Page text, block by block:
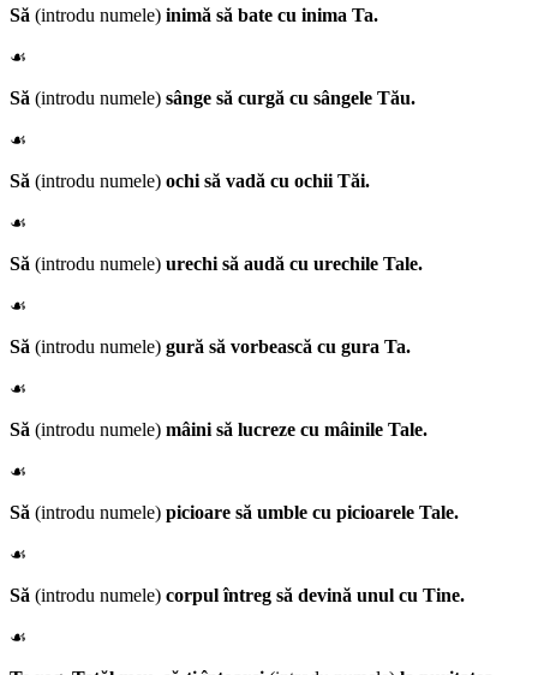
Să (introdu numele) inimă să bate cu inima Ta.
☙
Să (introdu numele) sânge să curgă cu sângele Tău.
☙
Să (introdu numele) ochi să vadă cu ochii Tăi.
☙
Să (introdu numele) urechi să audă cu urechile Tale.
☙
Să (introdu numele) gură să vorbească cu gura Ta.
☙
Să (introdu numele) mâini să lucreze cu mâinile Tale.
☙
Să (introdu numele) picioare să umble cu picioarele Tale.
☙
Să (introdu numele) corpul întreg să devină unul cu Tine.
☙